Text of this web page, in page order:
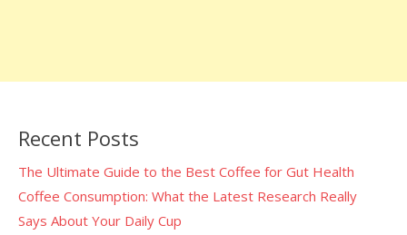
Recent Posts
The Ultimate Guide to the Best Coffee for Gut Health
Coffee Consumption: What the Latest Research Really
Says About Your Daily Cup